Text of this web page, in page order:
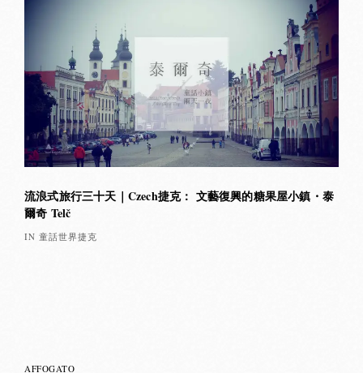
流浪式旅行三十天｜Czech捷克： 文藝復興的糖果屋小鎮・泰
爾奇 Telč
IN 童話世界捷克
AFFOGATO